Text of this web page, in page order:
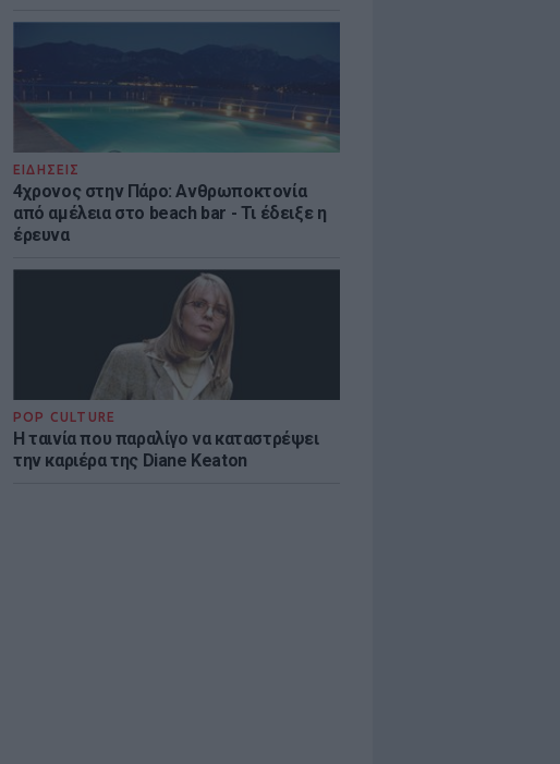
ΕΙΔΗΣΕΙΣ
4χρονος στην Πάρο: Ανθρωποκτονία
από αμέλεια στο beach bar - Τι έδειξε η
έρευνα
POP CULTURE
Η ταινία που παραλίγο να καταστρέψει
την καριέρα της Diane Keaton